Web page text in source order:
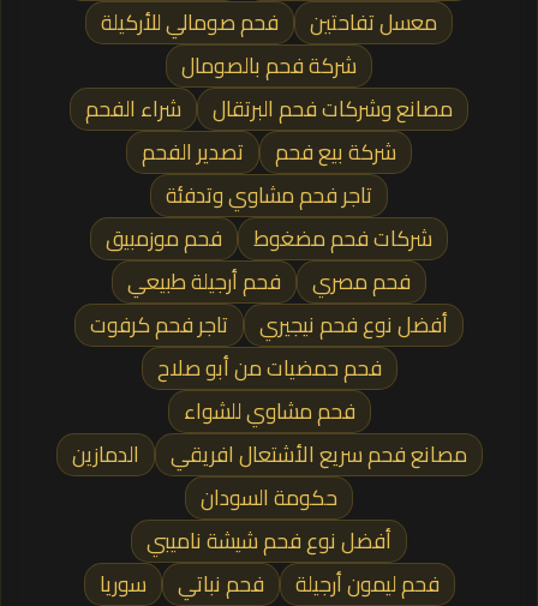
معسل تفاحتين
فحم صومالي للأركيلة
شركة فحم بالصومال
مصانع وشركات فحم البرتقال
شراء الفحم
شركة بيع فحم
تصدير الفحم
تاجر فحم مشاوي وتدفئة
شركات فحم مضغوط
فحم موزمبيق
فحم مصري
فحم أرجيلة طبيعي
أفضل نوع فحم نيجيري
تاجر فحم كرفوت
فحم حمضيات من أبو صلاح
فحم مشاوي للشواء
مصانع فحم سريع الأشتعال افريقي
الدمازين
حكومة السودان
أفضل نوع فحم شيشة ناميبي
فحم ليمون أرجيلة
فحم نباتي
سوريا